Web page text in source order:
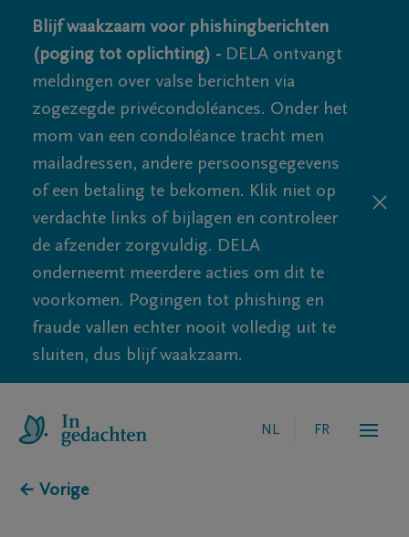
Blijf waakzaam voor phishingberichten
(poging tot oplichting) - DELA ontvangt
meldingen over valse berichten via
zogezegde privécondoléances. Onder het
mom van een condoléance tracht men
mailadressen, andere persoonsgegevens
of een betaling te bekomen. Klik niet op
verdachte links of bijlagen en controleer
de afzender zorgvuldig. DELA
onderneemt meerdere acties om dit te
voorkomen. Pogingen tot phishing en
fraude vallen echter nooit volledig uit te
sluiten, dus blijf waakzaam.
NL FR
← Vorige